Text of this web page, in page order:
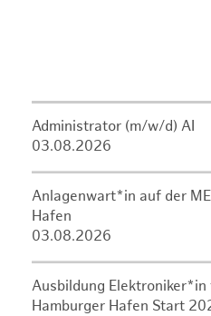
Administrator (m/w/d) AI
03.08.2026
Anlagenwart*in auf der
Hafen
03.08.2026
Ausbildung
Hamburger Hafen Start